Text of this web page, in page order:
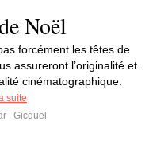
Noël
forcément les têtes de
assureront l’originalité et
cinématographique.
suite
Gicquel